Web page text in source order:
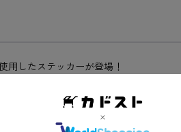
用したステッカーが登場！
しみください！